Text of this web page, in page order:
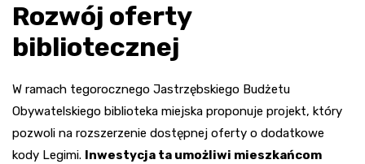
Rozwój oferty
bibliotecznej
W ramach tegorocznego Jastrzębskiego Budżetu
Obywatelskiego biblioteka miejska proponuje projekt, który
pozwoli na rozszerzenie dostępnej oferty o dodatkowe
kody Legimi. Inwestycja ta umożliwi mieszkańcom